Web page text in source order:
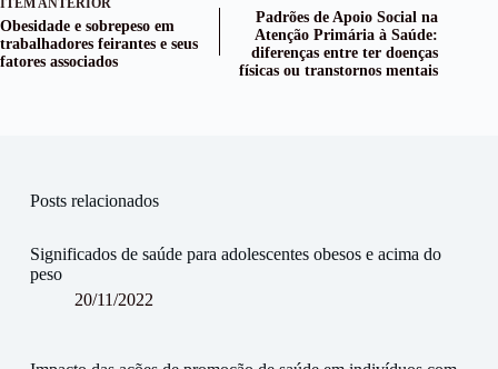
ITEM ANTERIOR
Obesidade e sobrepeso em
trabalhadores feirantes e seus
fatores associados
Padrões de Apoio Social na
Atenção Primária à Saúde:
diferenças entre ter doenças
físicas ou transtornos mentais
Posts relacionados
Significados de saúde para adolescentes obesos e acima do
peso
20/11/2022